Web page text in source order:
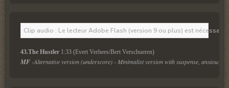
Clip audio : Le lecteur Adobe Flash (version 9 ou plus) est
43.The Hustler 1:33 (Evert Verhees/Bert Verschueren)
MF -Alternative version (underscore) - Minimalist version with suspense, anxious